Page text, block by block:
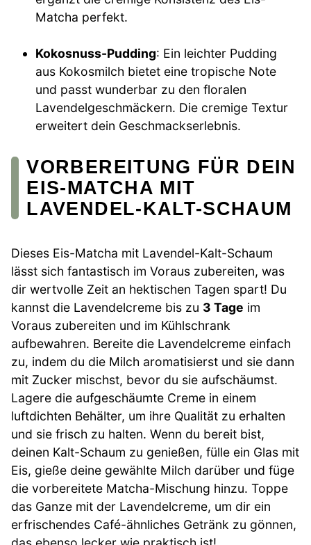
Matcha perfekt.
Kokosnuss-Pudding: Ein leichter Pudding
aus Kokosmilch bietet eine tropische Note
und passt wunderbar zu den floralen
Lavendelgeschmäckern. Die cremige Textur
erweitert dein Geschmackserlebnis.
VORBEREITUNG FÜR DEIN
EIS-MATCHA MIT
LAVENDEL-KALT-SCHAUM
Dieses Eis-Matcha mit Lavendel-Kalt-Schaum
lässt sich fantastisch im Voraus zubereiten, was
dir wertvolle Zeit an hektischen Tagen spart! Du
kannst die Lavendelcreme bis zu 3 Tage im
Voraus zubereiten und im Kühlschrank
aufbewahren. Bereite die Lavendelcreme einfach
zu, indem du die Milch aromatisierst und sie dann
mit Zucker mischst, bevor du sie aufschäumst.
Lagere die aufgeschäumte Creme in einem
luftdichten Behälter, um ihre Qualität zu erhalten
und sie frisch zu halten. Wenn du bereit bist,
deinen Kalt-Schaum zu genießen, fülle ein Glas mit
Eis, gieße deine gewählte Milch darüber und füge
die vorbereitete Matcha-Mischung hinzu. Toppe
das Ganze mit der Lavendelcreme, um dir ein
erfrischendes Café-ähnliches Getränk zu gönnen,